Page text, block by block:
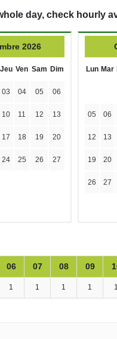
day, check hourly
2026
Jeu Ven Sam Dim
03 04 05 06
10 11 12 13
17 18 19 20
24 25 26 27
Lun Mar
05 06
12 13
19 20
26 27
06 07 08 09
1 1 1 1 1